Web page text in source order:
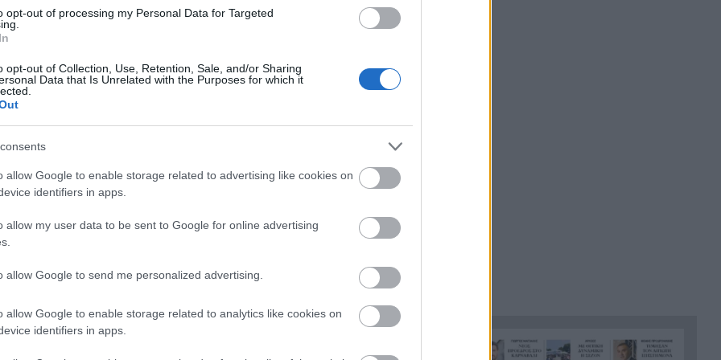
opt-out of processing my Personal Data for Targeted
opt-out of Collection, Use, Retention, Sale, and/or Sharing
Data that Is Unrelated with the Purposes for which it
allow Google to enable storage related to advertising like cookies on
identifiers in apps.
allow my user data to be sent to Google for online advertising
allow Google to send me personalized advertising.
allow Google to enable storage related to analytics like cookies on
identifiers in apps.
τις στο Bing News και το Google News
ρεκόρ ζέστης